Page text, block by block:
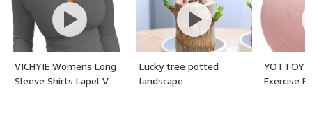
VICHYIE Womens Long
Sleeve Shirts Lapel V
Lucky tree potted
landscape
YOTTOY
Exercise